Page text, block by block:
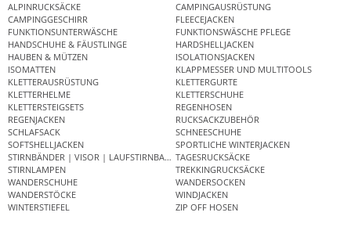
ALPINRUCKSÄCKE
CAMPINGAUSRÜSTUNG
CAMPINGGESCHIRR
FLEECEJACKEN
FUNKTIONSUNTERWÄSCHE
FUNKTIONSWÄSCHE PFLEGE
HANDSCHUHE & FÄUSTLINGE
HARDSHELLJACKEN
HAUBEN & MÜTZEN
ISOLATIONSJACKEN
ISOMATTEN
KLAPPMESSER UND MULTITOOLS
KLETTERAUSRÜSTUNG
KLETTERGURTE
KLETTERHELME
KLETTERSCHUHE
KLETTERSTEIGSETS
REGENHOSEN
REGENJACKEN
RUCKSACKZUBEHÖR
SCHLAFSACK
SCHNEESCHUHE
SOFTSHELLJACKEN
SPORTLICHE WINTERJACKEN
STIRNBÄNDER | VISOR | LAUFSTIRNBANDTAGESRUCKSÄCKE
STIRNLAMPEN
TREKKINGRUCKSÄCKE
WANDERSCHUHE
WANDERSOCKEN
WANDERSTÖCKE
WINDJACKEN
WINTERSTIEFEL
ZIP OFF HOSEN